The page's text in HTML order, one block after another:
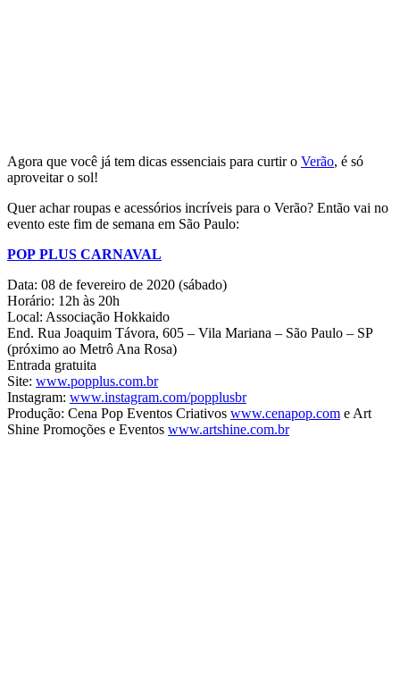
Agora que você já tem dicas essenciais para curtir o Verão, é só
aproveitar o sol!
Quer achar roupas e acessórios incríveis para o Verão? Então vai no
evento este fim de semana em São Paulo:
POP PLUS CARNAVAL
Data: 08 de fevereiro de 2020 (sábado)
Horário: 12h às 20h
Local: Associação Hokkaido
End. Rua Joaquim Távora, 605 – Vila Mariana – São Paulo – SP
(próximo ao Metrô Ana Rosa)
Entrada gratuita
Site: www.popplus.com.br
Instagram: www.instagram.com/popplusbr
Produção: Cena Pop Eventos Criativos www.cenapop.com e Art
Shine Promoções e Eventos www.artshine.com.br